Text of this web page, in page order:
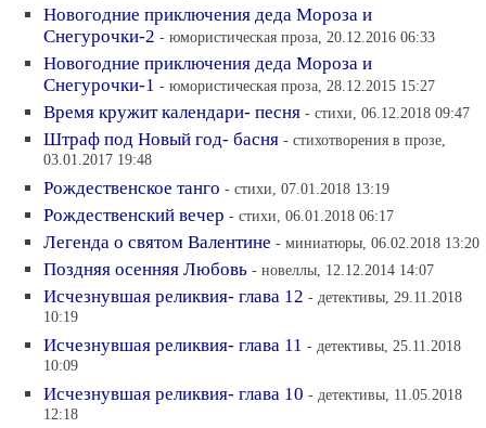
Новогодние приключения деда Мороза и
Снегурочки-2 - юмористическая проза, 20.12.2016 06:33
Новогодние приключения деда Мороза и
Снегурочки-1 - юмористическая проза, 28.12.2015 15:27
Время кружит календари- песня - стихи, 06.12.2018 09:47
Штраф под Новый год- басня - стихотворения в прозе,
03.01.2017 19:48
Рождественское танго - стихи, 07.01.2018 13:19
Рождественский вечер - стихи, 06.01.2018 06:17
Легенда о святом Валентине - миниатюры, 06.02.2018 13:20
Поздняя осенняя Любовь - новеллы, 12.12.2014 14:07
Исчезнувшая реликвия- глава 12 - детективы, 29.11.2018
10:19
Исчезнувшая реликвия- глава 11 - детективы, 25.11.2018
10:09
Исчезнувшая реликвия- глава 10 - детективы, 11.05.2018
12:18